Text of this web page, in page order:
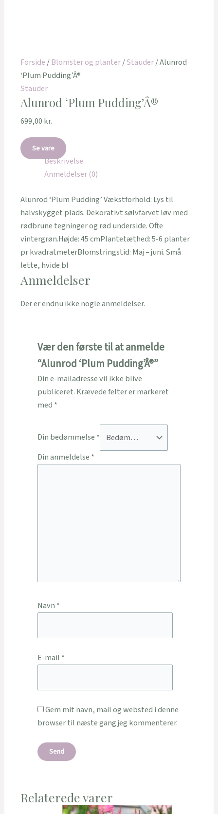
Forside/Blomster og planter/Stauder/ Alunrod
‘Plum Pudding’Â®
Stauder
Alunrod ‘Plum Pudding’Â®
699,00 kr.
Se vare
Beskrivelse
Anmeldelser (0)
Alunrod ‘Plum Pudding’ Vækstforhold: Lys til
halvskygget plads. Dekorativt sølvfarvet løv med
rødbrune tegninger og rød underside. Ofte
vintergrøn.Højde: 45 cmPlantetæthed: 5-6 planter
pr kvadratmeterBlomstringstid: Maj – juni. Små
lette, hvide bl
Anmeldelser
Der er endnu ikke nogle anmeldelser.
Vær den første til at anmelde
“Alunrod ‘Plum Pudding’Â®”
Din e-mailadresse vil ikke blive
publiceret. Krævede felter er markeret
med *
Din bedømmelse *
Din anmeldelse *
Navn *
E-mail *
Gem mit navn, mail og websted i denne
browser til næste gang jeg kommenterer.
Relaterede varer